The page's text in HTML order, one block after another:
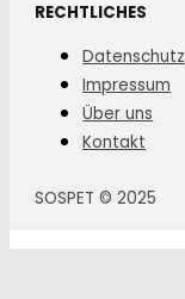
RECHTLICHES
Datenschutz
Impressum
Über uns
Kontakt
SOSPET © 2025